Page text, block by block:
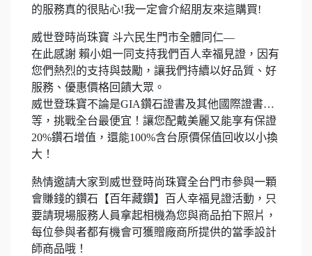
的服務真的很貼心!我一定會介紹朋友來這購買!
威世登時尚珠寶 斗六民生門市全體同仁—
在此感謝 賴小姐一同支持我們百人幸福見證，因有
您們熱烈的支持與鼓勵，讓我們持續以好品質、好
服務、優惠價格回饋大眾。
威世登珠寶不論是GIA鑽石證書及其他國際證書…
等，挑戰全台最便宜！讓您配戴美麗又能享有保證
20%鑽石增值，還能100%含台原價保值回收以小換
大！
熱情邀請大家到威世登時尚珠寶全台門市參與一顆
會賺錢的鑽石【百年藏鑽】百人幸福見證活動，只
要請現場服務人員拿起相機為您與商品拍下照片，
每位參與者都有機會可獲贈廠商所提供的當季設計
師商品哦！